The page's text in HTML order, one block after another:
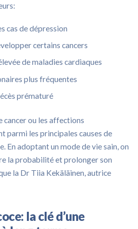
cas de dépression
certains cancers
de maladies cardiaques
plus fréquentes
prématuré
cancer ou les affections
parmi les principales causes de
En adoptant un mode de vie sain, on
la probabilité et prolonger son
la Dr Tiia Kekäläinen, autrice
la clé d’une